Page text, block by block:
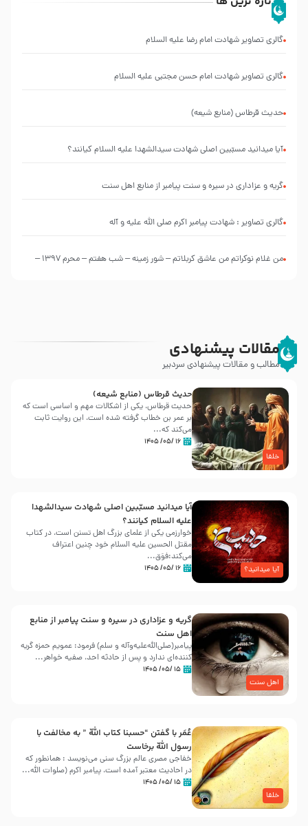
گالری تصاویر شهادت امام رضا علیه السلام
گالری تصاویر شهادت امام حسن مجتبی علیه السلام
حدیث قرطاس (منابع شیعه)
آیا میدانید مسبّبین اصلی شهادت سیدالشهدا علیه ‌السلام کیانند؟
گریه و عزاداری در سیره و سنت پیامبر از منابع اهل سنت
گالری تصاویر : شهادت پیامبر اکرم صلی الله علیه و آله
من غلام نوکراتم من عاشق کربلاتم – شور زمینه – شب هفتم – محرم 1397 –
مقالات پیشنهادی
مطالب و مقالات پیشنهادی سردبیر
خلفا
حدیث قرطاس (منابع شیعه)
حدیث قرطاس، یکی از اشکالات مهم و اساسی است که
بر عمر بن خطاب گرفته شده است، این روایت ثابت
می‌کند که...
۱۶ /۰۵/ ۱۴۰۵
آیا میدانید؟
آیا میدانید مسبّبین اصلی شهادت سیدالشهدا
علیه ‌السلام کیانند؟
خوارزمی یکی از علمای بزرگ اهل تسنن است، در کتاب
مقتل الحسین علیه ‌السلام خود چنین اعتراف
می‌کند:فوَق...
۱۶ /۰۵/ ۱۴۰۵
اهل سنت
گریه و عزاداری در سیره و سنت پیامبر از منابع
اهل سنت
پیامبر(صلی‌الله‌علیه‌وآله و سلم) فرمود: عمویم حمزه گریه
کننده‌ای ندارد و پس از حادثه احد، صفیه خواهر...
۱۵ /۰۵/ ۱۴۰۵
خلفا
عُمَر با گفتن “حسبنا كتاب اللّه ” به مخالفت با
رسول اللّه برخاست
خفاجی مصری عالم بزرگ سنی می‌نویسد : همانطور که
در احادیث معتبر آمده است، پیامبر اکرم (صلوات اللّه...
۱۵ /۰۵/ ۱۴۰۵